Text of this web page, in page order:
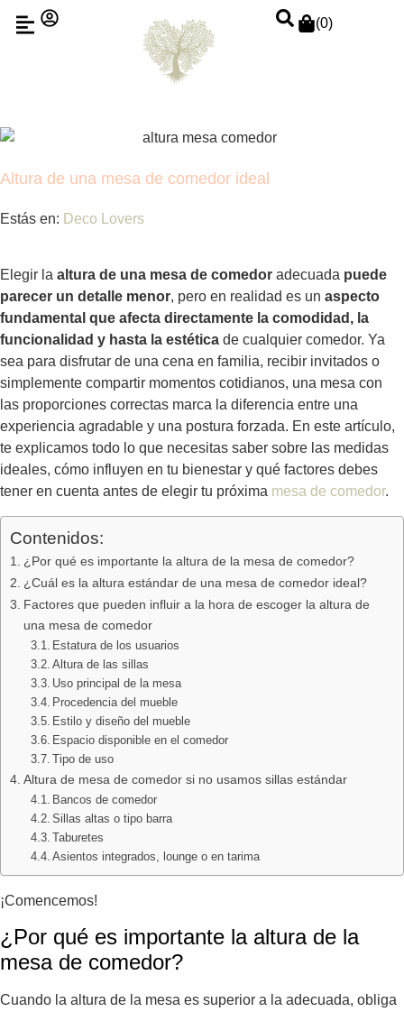
(0)
Altura de una mesa de comedor ideal
Estás en: Deco Lovers
Elegir la altura de una mesa de comedor adecuada puede
parecer un detalle menor, pero en realidad es un aspecto
fundamental que afecta directamente la comodidad, la
funcionalidad y hasta la estética de cualquier comedor. Ya
sea para disfrutar de una cena en familia, recibir invitados o
simplemente compartir momentos cotidianos, una mesa con
las proporciones correctas marca la diferencia entre una
experiencia agradable y una postura forzada. En este artículo,
te explicamos todo lo que necesitas saber sobre las medidas
ideales, cómo influyen en tu bienestar y qué factores debes
tener en cuenta antes de elegir tu próxima mesa de comedor.
Contenidos:
¿Por qué es importante la altura de la mesa de comedor?
¿Cuál es la altura estándar de una mesa de comedor ideal?
Factores que pueden influir a la hora de escoger la altura de
una mesa de comedor
Estatura de los usuarios
Altura de las sillas
Uso principal de la mesa
Procedencia del mueble
Estilo y diseño del mueble
Espacio disponible en el comedor
Tipo de uso
Altura de mesa de comedor si no usamos sillas estándar
Bancos de comedor
Sillas altas o tipo barra
Taburetes
Asientos integrados, lounge o en tarima
¡Comencemos!
¿Por qué es importante la altura de la
mesa de comedor?
Cuando la altura de la mesa es superior a la adecuada, obliga